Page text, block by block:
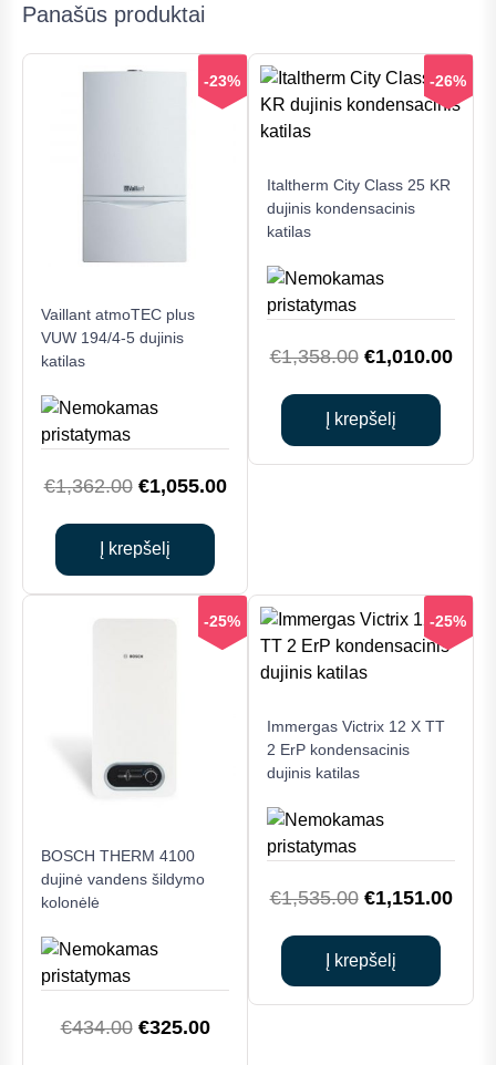
Panašūs produktai
-23%
Vaillant atmoTEC plus
VUW 194/4-5 dujinis
katilas
€1,362.00 Original
was:
€1,362.00.
€1,055.00Current
Į krepšelį
-26%
Italtherm City Class 25 KR
dujinis kondensacinis
katilas
€1,358.00 Original
was:
€1,358.00.
€1,010.00
Į krepšelį
-25%
BOSCH THERM 4100
dujinė vandens šildymo
kolonėlė
€434.00 Original
€325.00Current
-25%
Immergas Victrix 12 X TT
2 ErP kondensacinis
dujinis katilas
€1,535.00 Original
was:
€1,535.00.
€1,151.00
Į krepšelį